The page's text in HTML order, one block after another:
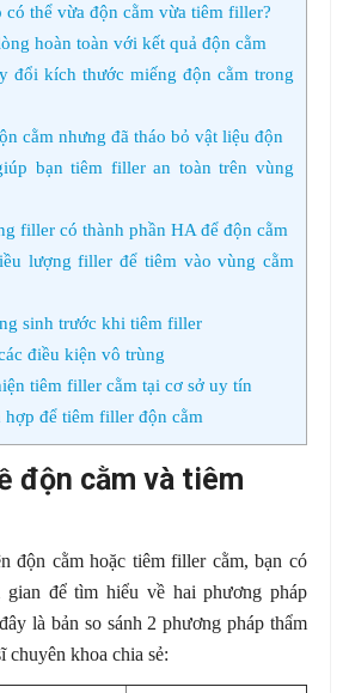
có thể vừa độn cằm vừa tiêm filler?
hoàn toàn với kết quả độn cằm
đổi kích thước miếng độn cằm trong
cằm nhưng đã tháo bỏ vật liệu độn
bạn tiêm filler an toàn trên vùng
filler có thành phần HA để độn cằm
lượng filler để tiêm vào vùng cằm
sinh trước khi tiêm filler
điều kiện vô trùng
tiêm filler cằm tại cơ sở uy tín
để tiêm filler độn cằm
độn cằm và tiêm
độn cằm hoặc tiêm filler cằm, bạn có
gian để tìm hiểu về hai phương pháp
là bản so sánh 2 phương pháp thẩm
chuyên khoa chia sẻ: